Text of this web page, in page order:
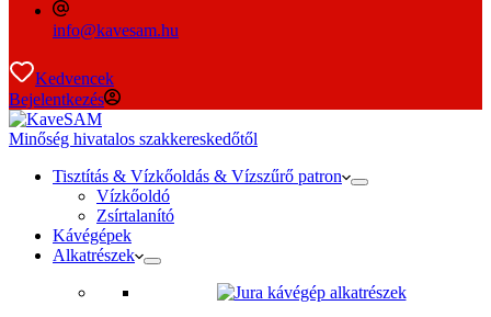
info@kavesam.hu
Kedvencek
Bejelentkezés
Minőség hivatalos szakkereskedőtől
Tisztítás & Vízkőoldás & Vízszűrő patron
Vízkőoldó
Zsírtalanító
Kávégépek
Alkatrészek